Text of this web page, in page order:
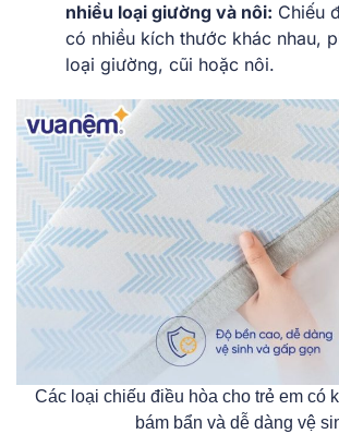
nhiều loại giường và nôi: Chiếu
có nhiều kích thước khác nhau,
loại giường, cũi hoặc nôi.
Các loại chiếu điều hòa cho trẻ em có
bám bẩn và dễ dàng vệ